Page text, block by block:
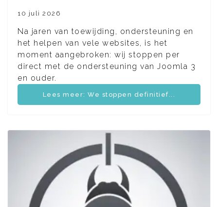
10 juli 2026
Na jaren van toewijding, ondersteuning en
het helpen van vele websites, is het
moment aangebroken: wij stoppen per
direct met de ondersteuning van Joomla 3
en ouder.
Lees meer: We stoppen definitief...